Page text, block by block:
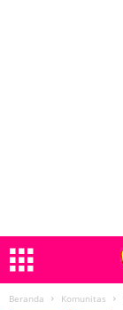
Beranda Komunitas